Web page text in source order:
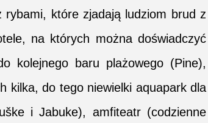
które zjadają ludziom brud z
na których można doświadczyć
kolejnego baru plażowego (Pine),
kilka, do tego niewielki aquapark dla
i Jabuke), amfiteatr (codzienne